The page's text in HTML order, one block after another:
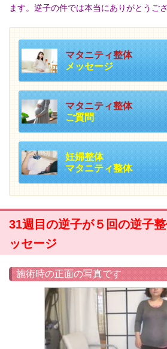
ます。逆子の件では本当にありがとうご
マタニティ整体
メッセージ
マタニティ整体
ご質問
妊婦整体
マタニティ整体
31週目の逆子が５回の逆子
ッセージ
施術時の正面の写真です